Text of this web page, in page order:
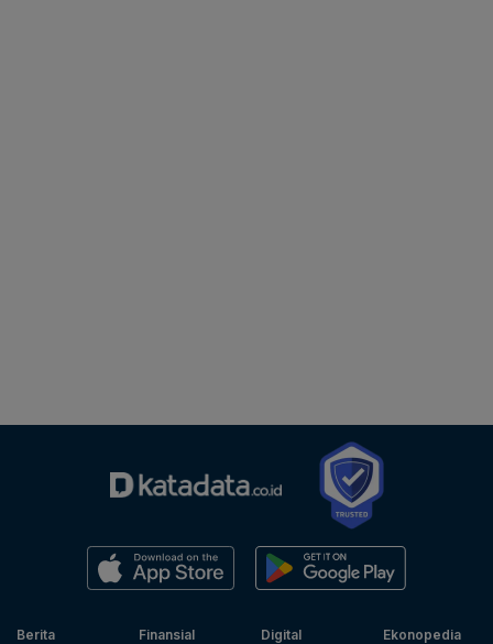
Berita
Finansial
Digital
Ekonopedia